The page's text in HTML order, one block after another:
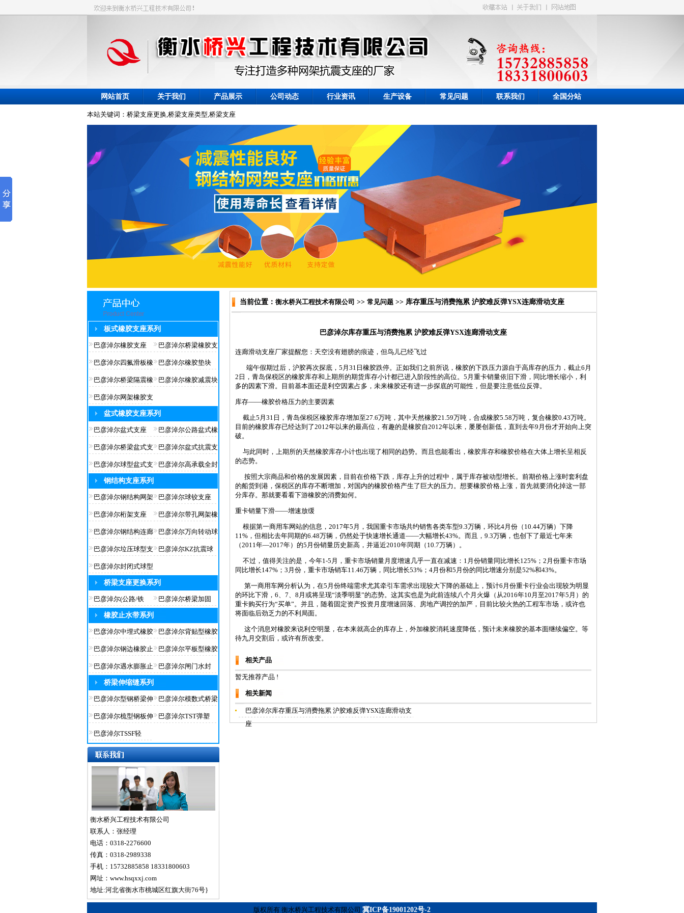
网站首页 关于我们 产品展示 公司动态 行业资讯 生产设备 常见问题 联系我们 全国分站
本站关键词：桥梁支座更换,桥梁支座类型,桥梁支座
板式橡胶支座系列
巴彦淖尔橡胶支座 巴彦淖尔桥梁橡胶支
巴彦淖尔四氟滑板橡 巴彦淖尔橡胶垫块
巴彦淖尔桥梁隔震橡 巴彦淖尔橡胶减震块
巴彦淖尔网架橡胶支
盆式橡胶支座系列
巴彦淖尔盆式支座 巴彦淖尔公路盆式橡
巴彦淖尔桥梁盆式支 巴彦淖尔盆式抗震支
巴彦淖尔球型盆式支 巴彦淖尔高承载全封
钢结构支座系列
巴彦淖尔钢结构网架 巴彦淖尔球铰支座
巴彦淖尔桁架支座 巴彦淖尔带孔网架橡
巴彦淖尔钢结构连廊 巴彦淖尔万向转动球
巴彦淖尔垃压球型支 巴彦淖尔KZ抗震球
巴彦淖尔封闭式球型
桥梁支座更换系列
巴彦淖尔(公路/铁 巴彦淖尔桥梁加固
橡胶止水带系列
巴彦淖尔中埋式橡胶 巴彦淖尔背贴型橡胶
巴彦淖尔钢边橡胶止 巴彦淖尔平板型橡胶
巴彦淖尔遇水膨胀止 巴彦淖尔闸门水封
桥梁伸缩缝系列
巴彦淖尔型钢桥梁伸 巴彦淖尔模数式桥梁
巴彦淖尔梳型钢板伸 巴彦淖尔TST弹塑
巴彦淖尔TSSF轻
衡水桥兴工程技术有限公司
联系人：张经理
电话：0318-2276600
传真：0318-2989338
手机：15732885858 18331800603
网址：www.hsqxxj.com
地址:河北省衡水市桃城区红旗大街76号}
当前位置： 衡水桥兴工程技术有限公司 >> 常见问题 >> 库存重压与消费拖累 沪胶难反弹YSX连廊滑动支座
巴彦淖尔库存重压与消费拖累 沪胶难反弹YSX连廊滑动支座
连廊滑动支座厂家提醒您：天空没有翅膀的痕迹，但鸟儿已经飞过
端午假期过后，沪胶再次探底，5月31日橡胶跌停。正如我们之前所说，橡胶的下跌压力源自于高库存的压力，截止6月
2日，青岛保税区的橡胶库存和上期所的期货库存小计都已进入阶段性的高位。5月重卡销量依旧下滑，同比增长缩小，利
多的因素下滑。目前基本面还是利空因素占多，未来橡胶还有进一步探底的可能性，但是要注意低位反弹。
库存——橡胶价格压力的主要因素
截止5月31日，青岛保税区橡胶库存增加至27.6万吨，其中天然橡胶21.59万吨，合成橡胶5.58万吨，复合橡胶0.43万吨。
目前的橡胶库存已经达到了2012年以来的最高位，有趣的是橡胶自2012年以来，屡屡创新低，直到去年9月份才开始向上突
破。
与此同时，上期所的天然橡胶库存小计也出现了相同的趋势。而且也能看出，橡胶库存和橡胶价格在大体上增长呈相反
的态势。
按照大宗商品和价格的发展因素，目前在价格下跌，库存上升的过程中，属于库存被动型增长。前期价格上涨时套利盘
的船货到港，保税区的库存不断增加，对国内的橡胶价格产生了巨大的压力。想要橡胶价格上涨，首先就要消化掉这一部
分库存。那就要看看下游橡胶的消费如何。
重卡销量下滑——增速放缓
根据第一商用车网站的信息，2017年5月，我国重卡市场共约销售各类车型9.3万辆，环比4月份（10.44万辆）下降
11%，但相比去年同期的6.48万辆，仍然处于快速增长通道——大幅增长43%。而且，9.3万辆，也创下了最近七年来
（2011年—2017年）的5月份销量历史新高，并逼近2010年同期（10.7万辆）。
不过，值得关注的是，今年1-5月，重卡市场销量月度增速几乎一直在减速：1月份销量同比增长125%；2月份重卡市场
同比增长147%；3月份，重卡市场销车11.46万辆，同比增长53%；4月份和5月份的同比增速分别是52%和43%。
第一商用车网分析认为，在5月份终端需求尤其牵引车需求出现较大下降的基础上，预计6月份重卡行业会出现较为明显
的环比下滑，6、7、8月或将呈现“淡季明显”的态势。这其实也是为此前连续八个月火爆（从2016年10月至2017年5月）的
重卡购买行为“买单”。并且，随着固定资产投资月度增速回落、房地产调控的加严，目前比较火热的工程车市场，或许也
将面临后劲乏力的不利局面。
这个消息对橡胶来说利空明显，在本来就高企的库存上，外加橡胶消耗速度降低，预计未来橡胶的基本面继续偏空。等
待九月交割后，或许有所改变。
相关产品
暂无推荐产品 !
相关新闻
巴彦淖尔库存重压与消费拖累 沪胶难反弹YSX连廊滑动支
座
版权所有 衡水桥兴工程技术有限公司 冀ICP备19001202号-2